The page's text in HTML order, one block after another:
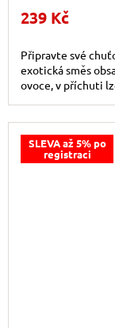
239 Kč
Připravte své
exotická směs
ovoce, v příchuti
SLEVA až 5% po
registraci